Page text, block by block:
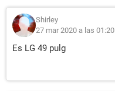
Shirley
27 mar 2020 a las 01:20
Es LG 49 pulg